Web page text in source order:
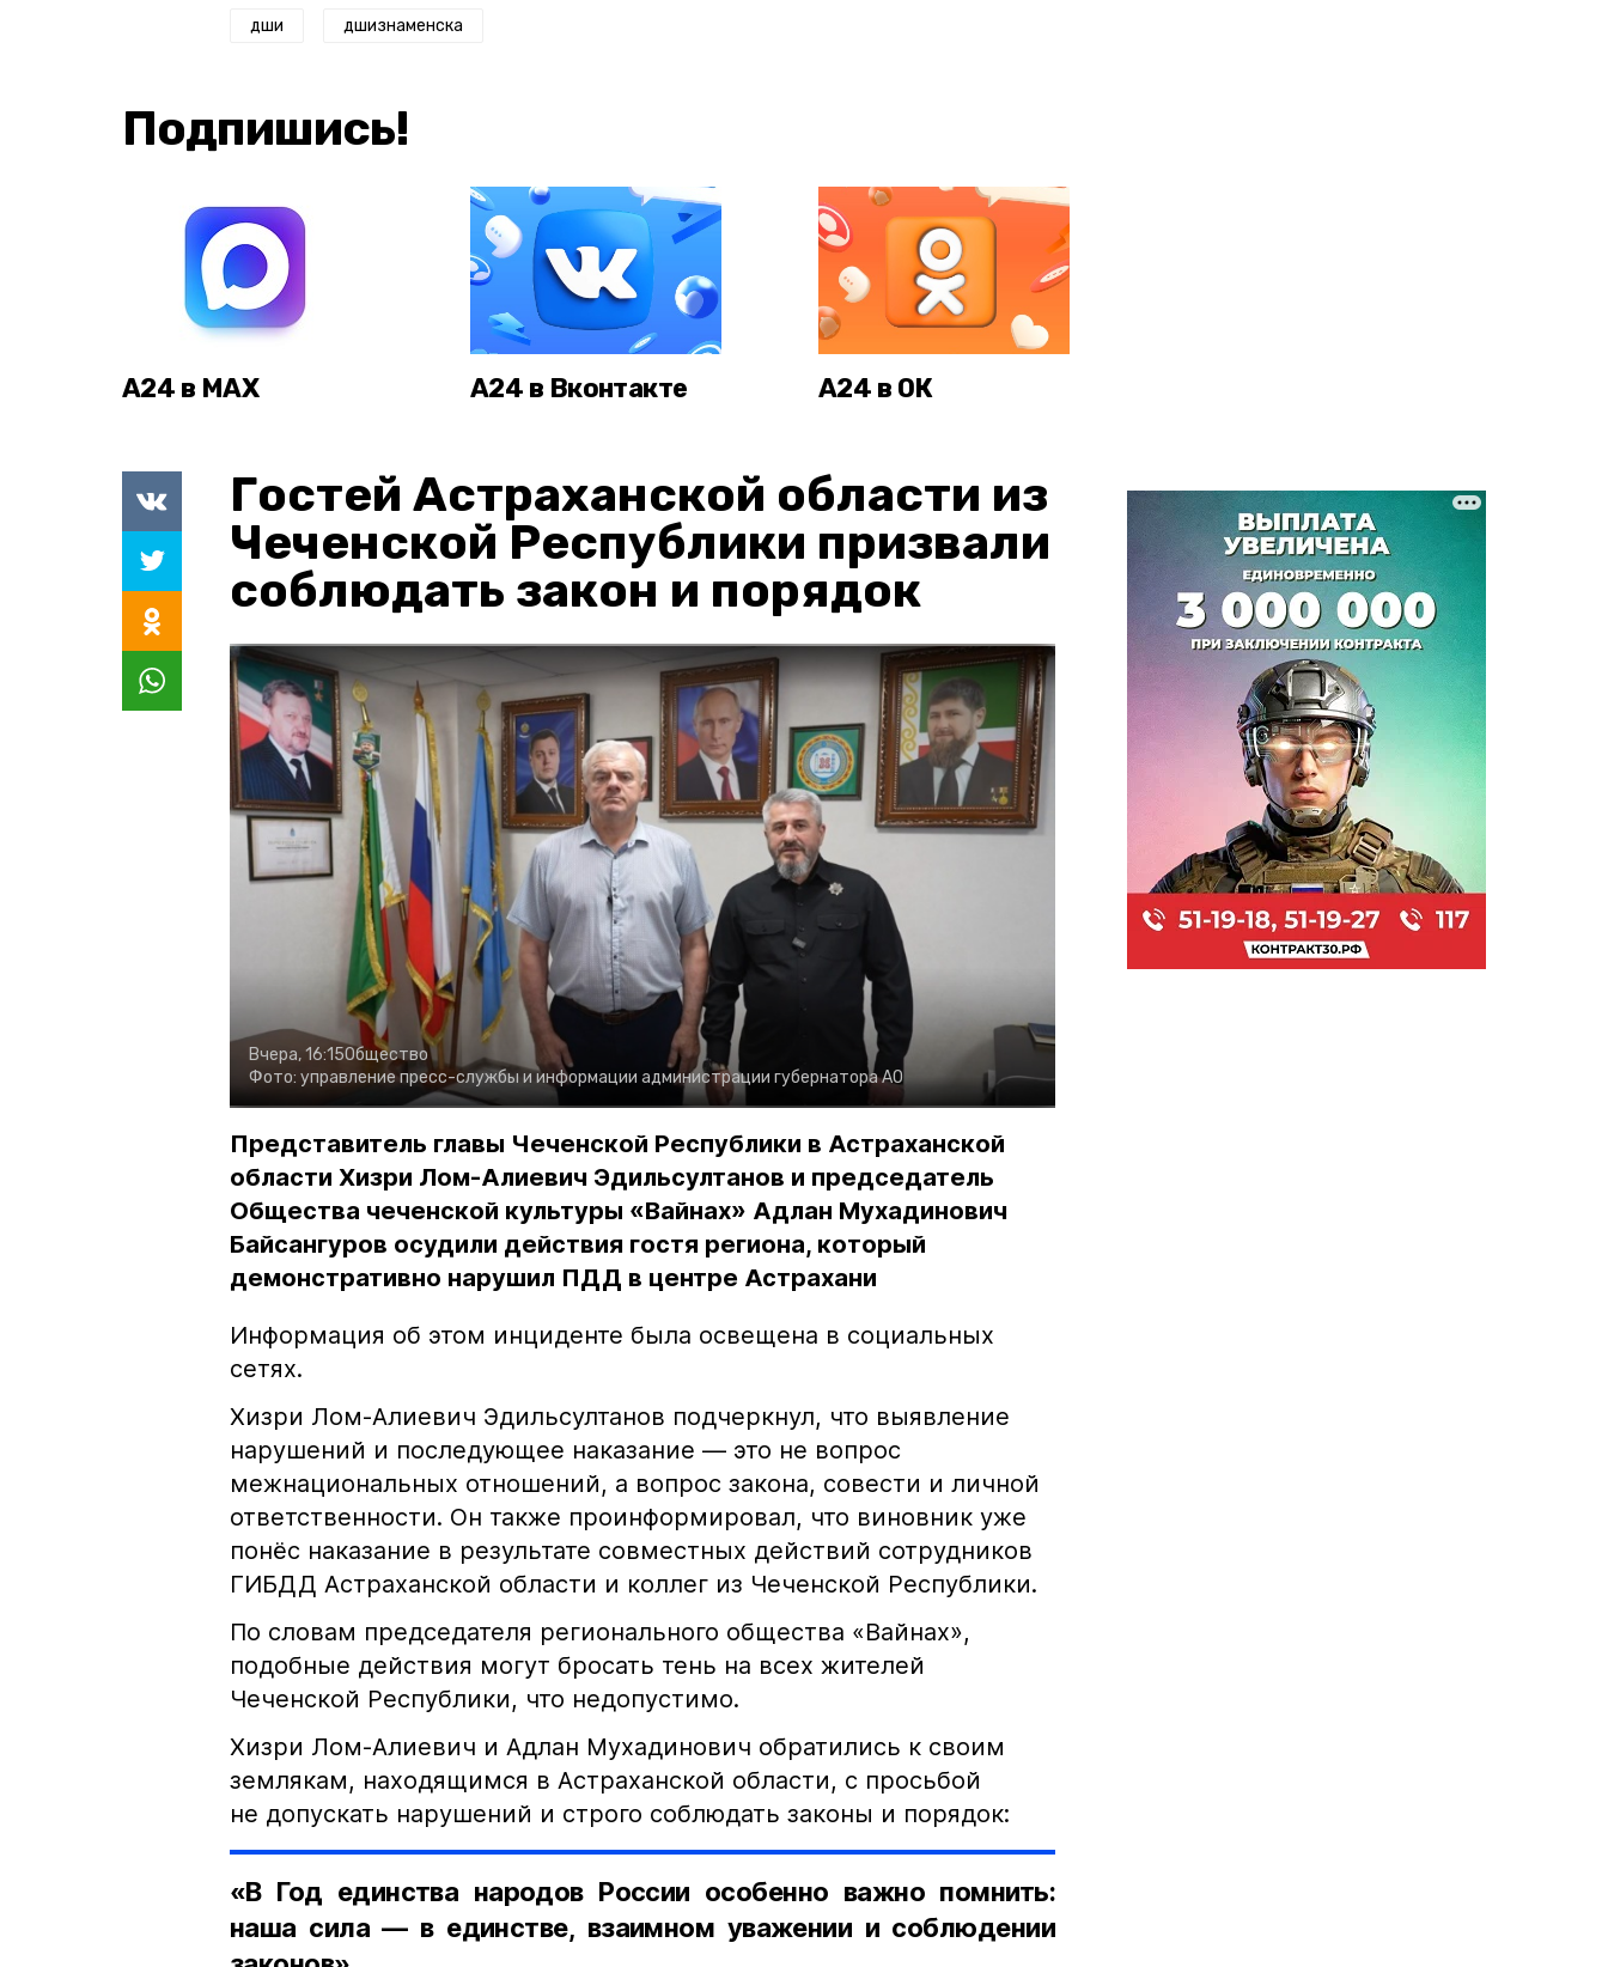
дши дшизнаменска
Подпишись!
А24 в MAX А24 в Вконтакте А24 в ОК
Гостей Астраханской области из
Чеченской Республики призвали
соблюдать закон и порядок
Вчера, 16:15Общество
Фото: управление пресс-службы и информации администрации губернатора АО
Представитель главы Чеченской Республики в Астраханской
области Хизри Лом-Алиевич Эдильсултанов и председатель
Общества чеченской культуры «Вайнах» Адлан Мухадинович
Байсангуров осудили действия гостя региона, который
демонстративно нарушил ПДД в центре Астрахани
Информация об этом инциденте была освещена в социальных
сетях.
Хизри Лом-Алиевич Эдильсултанов подчеркнул, что выявление
нарушений и последующее наказание — это не вопрос
межнациональных отношений, а вопрос закона, совести и личной
ответственности. Он также проинформировал, что виновник уже
понёс наказание в результате совместных действий сотрудников
ГИБДД Астраханской области и коллег из Чеченской Республики.
По словам председателя регионального общества «Вайнах»,
подобные действия могут бросать тень на всех жителей
Чеченской Республики, что недопустимо.
Хизри Лом-Алиевич и Адлан Мухадинович обратились к своим
землякам, находящимся в Астраханской области, с просьбой
не допускать нарушений и строго соблюдать законы и порядок:
«В Год единства народов России особенно важно помнить:
наша сила — в единстве, взаимном уважении и соблюдении